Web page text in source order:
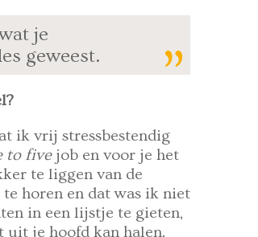
je
geweest.
ik vrij stressbestendig
to five job en voor je het
te liggen van de
horen en dat was ik niet
in een lijstje te gieten,
uit je hoofd kan halen.